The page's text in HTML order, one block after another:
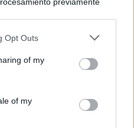
en cuenta que algún
tiene el derecho de
preferencias se aplicarán
nuevo en este sitio web o
Opt Outs
of my
of my